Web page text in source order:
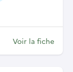
Voir la fiche